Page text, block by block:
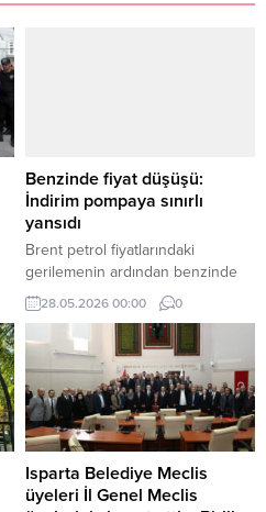
Benzinde fiyat düşüşü:
İndirim pompaya sınırlı
yansıdı
Brent petrol fiyatlarındaki
gerilemenin ardından benzinde
beklenen indirim uygulamaya
alındı. Ancak Eşel Mobil Sistemi
nedeniyle indirimin tamamı
pompa fiyatlarına yansımadı.
28.05.2026 00:00 0
Isparta Belediye Meclis
üyeleri İl Genel Meclis